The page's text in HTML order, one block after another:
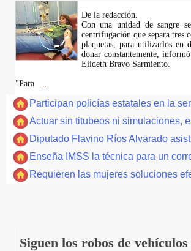
De la redacción.
Con una unidad de sangre
centrifugación que separa tres
plaquetas, para utilizarlos en
donar constantemente,
Elideth Bravo Sarmiento.
"Para
Participan policías estatales en la
Actuar sin titubeos ni simulaciones,
Diputado Flavino Ríos Alvarado
Enseña IMSS la técnica para un
Requieren las mujeres soluciones
Siguen los robos de